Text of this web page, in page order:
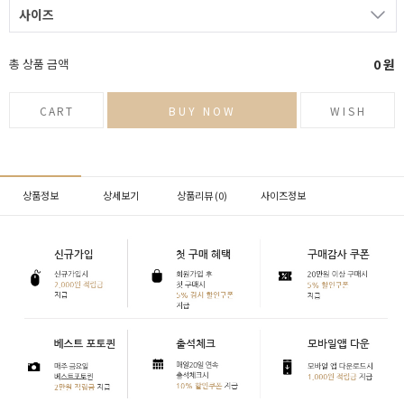
사이즈
총 상품 금액 0원
CART BUY NOW WISH
상품정보 상세보기 상품리뷰 (0) 사이즈정보